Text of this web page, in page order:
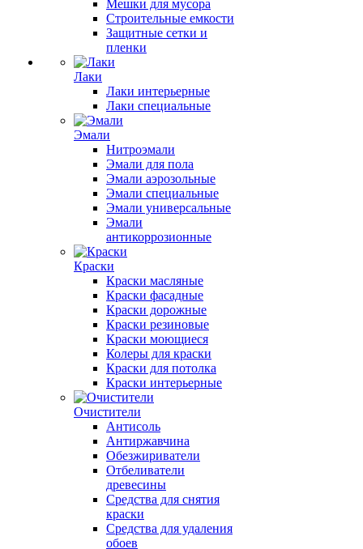
Мешки для мусора
Строительные емкости
Защитные сетки и
пленки
Лаки
Лаки интерьерные
Лаки специальные
Эмали
Нитроэмали
Эмали для пола
Эмали аэрозольные
Эмали специальные
Эмали универсальные
Эмали
антикоррозионные
Краски
Краски масляные
Краски фасадные
Краски дорожные
Краски резиновые
Краски моющиеся
Колеры для краски
Краски для потолка
Краски интерьерные
Очистители
Антисоль
Антиржавчина
Обезжириватели
Отбеливатели
древесины
Средства для снятия
краски
Средства для удаления
обоев